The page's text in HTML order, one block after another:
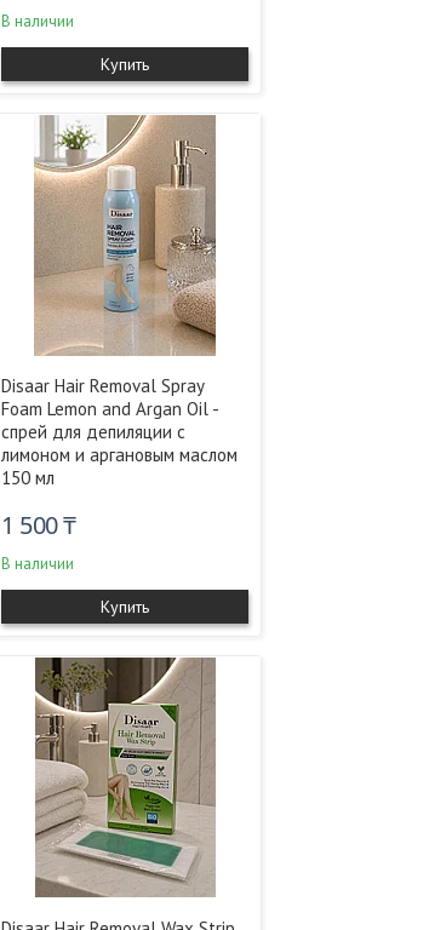
В наличии
Купить
Disaar Hair Removal Spray
Foam Lemon and Argan Oil -
спрей для депиляции с
лимоном и аргановым маслом
150 мл
1 500 ₸
В наличии
Купить